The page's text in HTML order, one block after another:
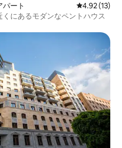
ート レビュー13
4.92 (13)
にあるモダンなペントハウス